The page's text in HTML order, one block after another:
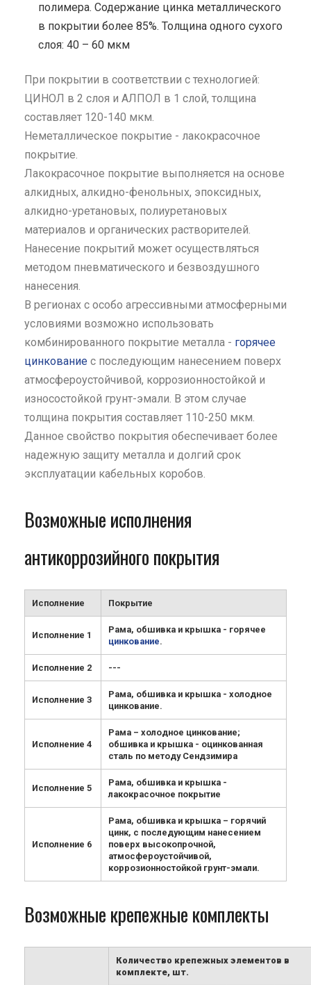
полимера. Содержание цинка металлического
в покрытии более 85%. Толщина одного сухого
слоя: 40 – 60 мкм
При покрытии в соответствии с технологией:
ЦИНОЛ в 2 слоя и АЛПОЛ в 1 слой, толщина
составляет 120-140 мкм.
Неметаллическое покрытие - лакокрасочное
покрытие.
Лакокрасочное покрытие выполняется на основе
алкидных, алкидно-фенольных, эпоксидных,
алкидно-уретановых, полиуретановых
материалов и органических растворителей.
Нанесение покрытий может осуществляться
методом пневматического и безвоздушного
нанесения.
В регионах с особо агрессивными атмосферными
условиями возможно использовать
комбинированного покрытие металла - горячее
цинкование с последующим нанесением поверх
атмосфероустойчивой, коррозионностойкой и
износостойкой грунт-эмали. В этом случае
толщина покрытия составляет 110-250 мкм.
Данное свойство покрытия обеспечивает более
надежную защиту металла и долгий срок
эксплуатации кабельных коробов.
Возможные исполнения
антикоррозийного покрытия
Исполнение Покрытие
Исполнение 1
Рама, обшивка и крышка - горячее
цинкование.
Исполнение 2 ---
Исполнение 3
Рама, обшивка и крышка - холодное
цинкование.
Исполнение 4
Рама – холодное цинкование;
обшивка и крышка - оцинкованная
сталь по методу Сендзимира
Исполнение 5
Рама, обшивка и крышка -
лакокрасочное покрытие
Исполнение 6
Рама, обшивка и крышка – горячий
цинк, с последующим нанесением
поверх высокопрочной,
атмосфероустойчивой,
коррозионностойкой грунт-эмали.
Возможные крепежные комплекты
Количество крепежных элементов в
комплекте, шт.